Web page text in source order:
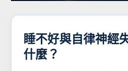
睡不好與自律神經
什麼？